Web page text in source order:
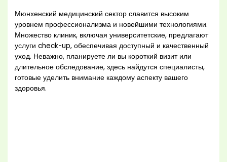
Мюнхенский медицинский сектор славится высоким
уровнем профессионализма и новейшими технологиями.
Множество клиник, включая университетские, предлагают
услуги check-up, обеспечивая доступный и качественный
уход. Неважно, планируете ли вы короткий визит или
длительное обследование, здесь найдутся специалисты,
готовые уделить внимание каждому аспекту вашего
здоровья.